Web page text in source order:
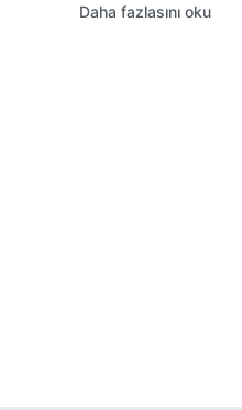
Daha fazlasını oku